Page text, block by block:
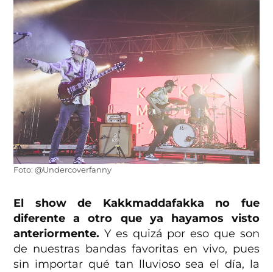
Foto: @Undercoverfanny
El show de Kakkmaddafakka no fue
diferente a otro que ya hayamos visto
anteriormente. Y es quizá por eso que son
de nuestras bandas favoritas en vivo, pues
sin importar qué tan lluvioso sea el día, la